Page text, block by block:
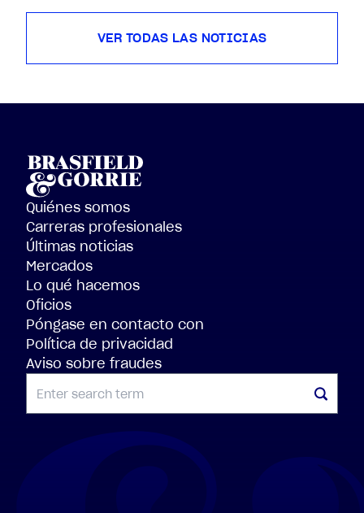
VER TODAS LAS NOTICIAS
Quiénes somos
Carreras profesionales
Últimas noticias
Mercados
Lo qué hacemos
Oficios
Póngase en contacto con
Política de privacidad
Aviso sobre fraudes